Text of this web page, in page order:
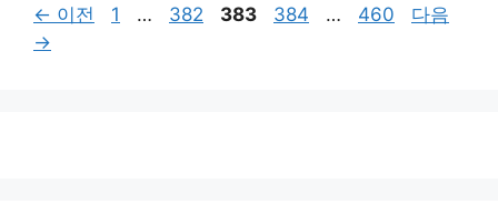
← 이전
페
1 …
페
382
페
383
페
384 …
페
460
다음
→